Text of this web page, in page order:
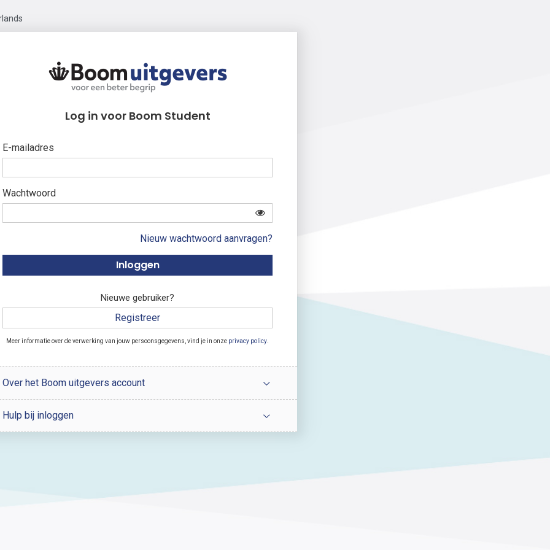
Log in voor Boom Student
E-mailadres
Wachtwoord
Nieuw wachtwoord aanvragen?
Nieuwe gebruiker?
Registreer
Meer informatie over de verwerking van jouw persoonsgegevens, vind je in onze privacy policy
Over het Boom uitgevers account
Hulp bij inloggen